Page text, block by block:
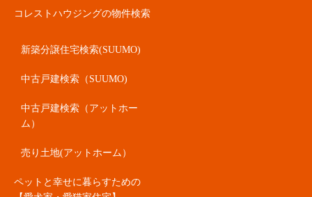
コレストハウジングの物件検索
新築分譲住宅検索(SUUMO)
中古戸建検索（SUUMO)
中古戸建検索（アットホー
ム）
売り土地(アットホーム）
ペットと幸せに暮らすための